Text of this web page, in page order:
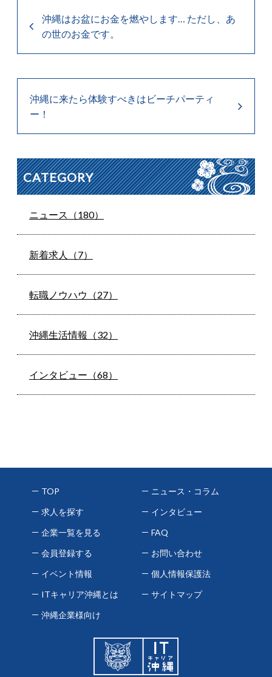
沖縄はお盆にお金を燃やします… ただし、あ
の世のお金です。
沖縄に来たら体験すべきはビーチパーティ
ー！
CATEGORY
ニュース（180）
新着求人（7）
転職ノウハウ（27）
沖縄生活情報（32）
インタビュー（68）
TOP
求人を探す
企業一覧を見る
会員登録する
イベント情報
ITキャリア沖縄とは
沖縄企業様向け
ニュース・コラム
インタビュー
FAQ
お問い合わせ
個人情報保護法
サイトマップ